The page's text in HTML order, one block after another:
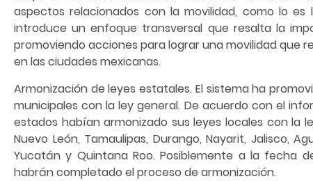
aspectos relacionados con la movilidad, como lo
introduce un enfoque transversal que resalta la
promoviendo acciones para lograr una movilidad que
en las ciudades mexicanas.
Armonización de leyes estatales. El sistema ha
municipales con la ley general. De acuerdo con el
estados habían armonizado sus leyes locales con la
Nuevo León, Tamaulipas, Durango, Nayarit, Jalisco,
Yucatán y Quintana Roo. Posiblemente a la fecha
habrán completado el proceso de armonización.